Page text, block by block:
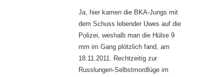
Ja, hier kamen die BKA-Jungs mit
dem Schuss lebender Uwes auf die
Polizei, weshalb man die Hülse 9
mm im Gang plötzlich fand, am
18.11.2011. Rechtzeitig zur
Russlungen-Selbstmordlüge im